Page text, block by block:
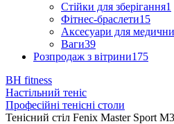
Стійки для зберігання1
Фітнес-браслети15
Аксесуари для
Ваги39
Розпродаж з вітрини175
BH fitness
Настільний теніс
Професійні тенісні столи
Тенісний стіл Fenix Master Sport